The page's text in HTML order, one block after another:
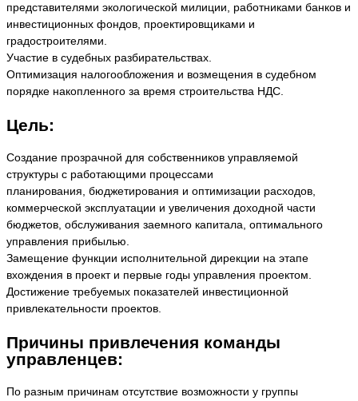
представителями экологической милиции, работниками банков и
инвестиционных фондов, проектировщиками и
градостроителями.
Участие в судебных разбирательствах.
Оптимизация налогообложения и возмещения в судебном
порядке накопленного за время строительства НДС.
Цель:
Создание прозрачной для собственников управляемой
структуры с работающими процессами
планирования, бюджетирования и оптимизации расходов,
коммерческой эксплуатации и увеличения доходной части
бюджетов, обслуживания заемного капитала, оптимального
управления прибылью.
Замещение функции исполнительной дирекции на этапе
вхождения в проект и первые годы управления проектом.
Достижение требуемых показателей инвестиционной
привлекательности проектов.
Причины привлечения команды
управленцев:
По разным причинам отсутствие возможности у группы